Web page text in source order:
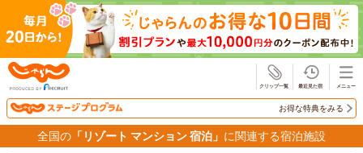
お得な特典をみる
全国の 「リゾート マンション 宿泊」 に関連する宿泊施設